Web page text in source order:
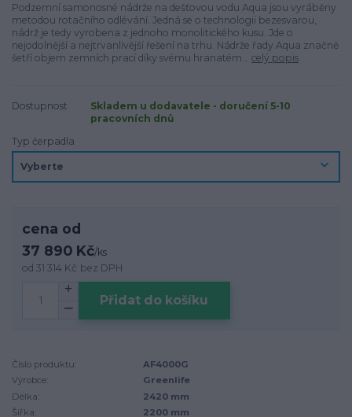
Podzemní samonosné nádrže na dešťovou vodu Aqua jsou vyráběny
metodou rotačního odlévání. Jedná se o technologii bezesvarou,
nádrž je tedy vyrobena z jednoho monolitického kusu. Jde o
nejodolnější a nejtrvanlivější řešení na trhu. Nádrže řady Aqua značně
šetří objem zemních prací díky svému hranatém... celý popis
Dostupnost
Skladem u dodavatele - doručení 5-10
pracovních dnů
Typ čerpadla
cena od
37 890 Kč/ks
od31 314 Kč bez DPH
Přidat do košíku
Číslo produktu:
AF4000G
Výrobce:
Greenlife
Délka:
2420 mm
Šířka:
2200 mm